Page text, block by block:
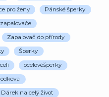
pro ženy Pánské šperky
Zapalovač do přírody
Šperky
ocelovéšperky
Dárek na celý život